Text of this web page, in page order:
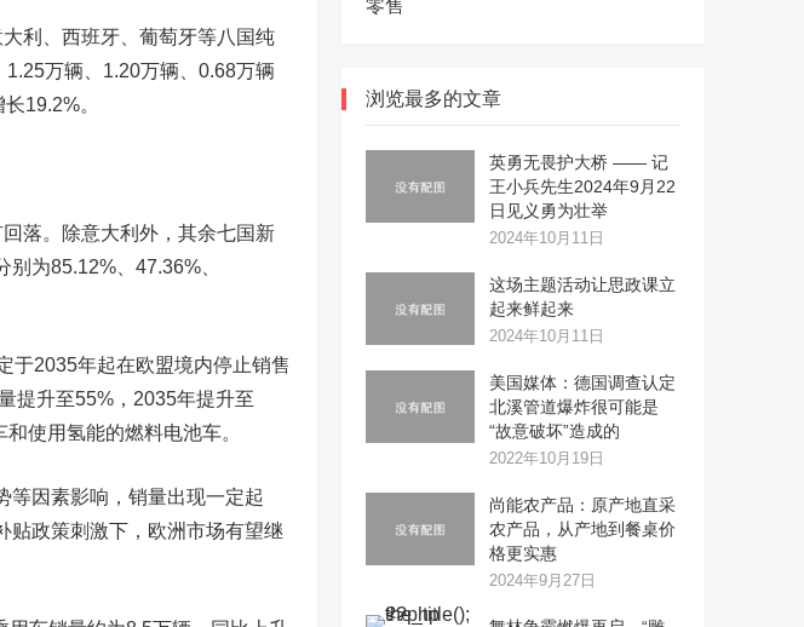
利、西班牙、葡萄牙等八国纯
万辆、1.20万辆、0.68万辆
19.2%。
落。除意大利外，其余七国新
为85.12%、47.36%、
于2035年起在欧盟境内停止销售
提升至55%，2035年提升至
和使用氢能的燃料电池车。
等因素影响，销量出现一定起
贴政策刺激下，欧洲市场有望继
零售
浏览最多的文章
英勇无畏护大桥 —— 记
王小兵先生2024年9月22
日见义勇为壮举
2024年10月11日
这场主题活动让思政课立
起来鲜起来
2024年10月11日
美国媒体：德国调查认定
北溪管道爆炸很可能是
“故意破坏”造成的
2022年10月19日
尚能农产品：原产地直采
农产品，从产地到餐桌价
格更实惠
2024年9月27日